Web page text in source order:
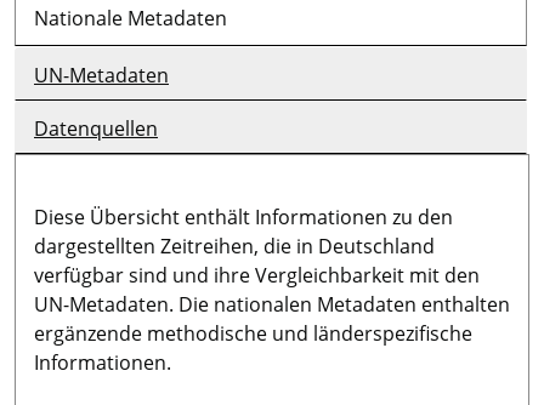
Nationale Metadaten
UN-Metadaten
Datenquellen
Diese Übersicht enthält Informationen zu den
dargestellten Zeitreihen, die in Deutschland
verfügbar sind und ihre Vergleichbarkeit mit den
UN-Metadaten. Die nationalen Metadaten enthalten
ergänzende methodische und länderspezifische
Informationen.